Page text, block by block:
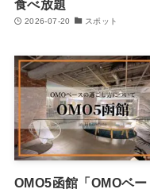
食べ放題
2026-07-20 スポット
OMO5函館「OMOベー